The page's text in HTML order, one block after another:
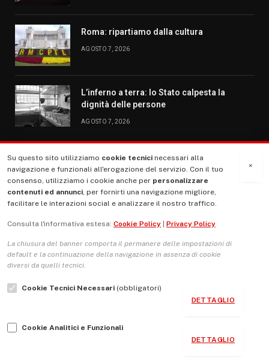
Roma: ripartiamo dalla cultura
AGOSTO 7, 2026
L’inferno a terra: lo Stato calpesta la
dignità delle persone
AGOSTO 7, 2026
MENU
La Nostra Storia
Le Copertine
L’Associazione
Indirizzo Socio Politico Culturale
Guida per le autrici e gli autori
×
Su questo sito utilizziamo cookie tecnici necessari alla
navigazione e funzionali all'erogazione del servizio. Con il tuo
consenso, utilizziamo i cookie anche per personalizzare
contenuti ed annunci, per fornirti una navigazione migliore,
facilitare le interazioni social e analizzare il nostro traffico.
Consulta l'informativa estesa: Cookie Policy Privacy Policy
La chiusura del banner comporta il permanere delle impostazioni di
default e la continuazione della navigazione in assenza di cookie
diversi da quelli tecnici.
Cookie Tecnici Necessari (obbligatori)
DETTAGLIO
Cookie Analitici e Funzionali
DETTAGLIO